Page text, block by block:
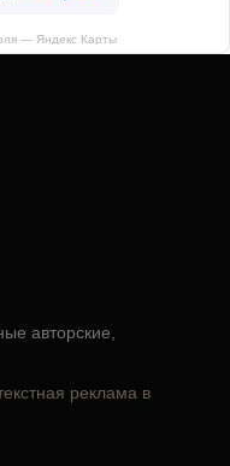
— Яндекс Карты
авторские,
реклама в